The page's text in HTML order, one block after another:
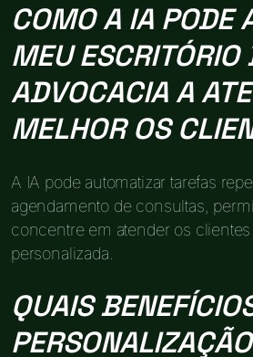
COMO A IA PODE
MEU ESCRITÓRIO
ADVOCACIA A
MELHOR OS
A IA pode automatizar tarefas
agendamento de consultas,
concentre em atender os
personalizada.
QUAIS